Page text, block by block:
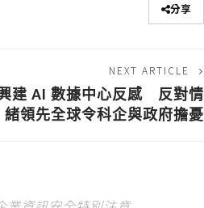
分享
NEXT ARTICLE
建 AI 數據中心反感 反對情
緒領先全球令科企與政府擔憂